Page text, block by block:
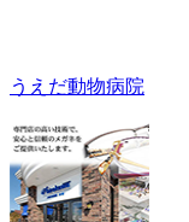
うえだ動物病院